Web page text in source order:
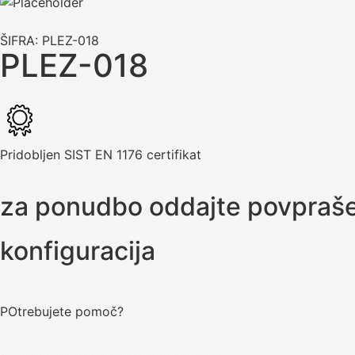
ŠIFRA: PLEZ-018
PLEZ-018
Pridobljen SIST EN 1176 certifikat
za ponudbo oddajte
konfiguracija
POtrebujete pomoč?